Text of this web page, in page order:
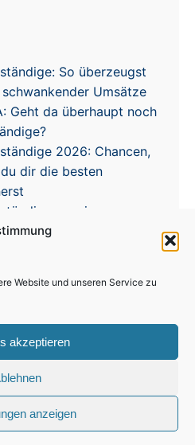
Website und unseren Service zu
akzeptieren
anzeigen
So überzeugst
Umsätze
Geht da überhaupt noch
2026: Chancen,
dir die besten
– meine
zur Zinsentwicklung
| Datenschutz | Cookie
Alle Rechte vorbehalten.